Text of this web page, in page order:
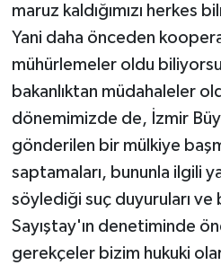
maruz kaldığımızı herkes
Yani daha önceden
mühürlemeler oldu
bakanlıktan müdahaleler
dönemimizde de, İzmir
gönderilen bir mülkiye
saptamaları, bununla ilgili
söylediği suç duyuruları ve
Sayıştay'ın denetiminde
gerekçeler bizim hukuki